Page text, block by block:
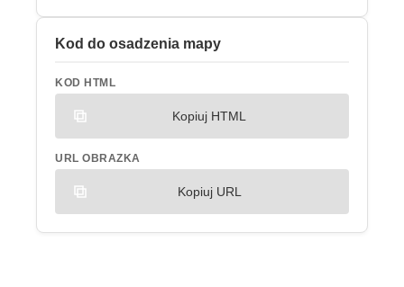
Kod do osadzenia mapy
KOD HTML
Kopiuj HTML
URL OBRAZKA
Kopiuj URL